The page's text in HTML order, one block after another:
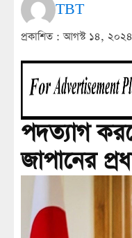
TBT
প্রকাশিত :আগস্ট ১৪, ২০২৪
পদত্যাগ
জাপানের